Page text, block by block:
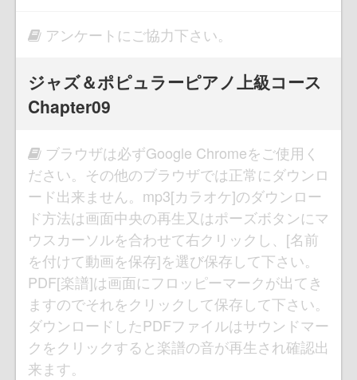
アンケートにご協力下さい。
ジャズ＆ポピュラーピアノ上級コース
Chapter09
ブラウザは必ずGoogle Chromeをご使用く
ださい。その他のブラウザでは正常にダウンロ
ード出来ません。mp3[カラオケ]のダウンロー
ド方法は画面中央の再生又はポーズボタンにマ
ウスカーソルを合わせて右クリックし、[名前
を付けて動画を保存]を選び保存して下さい。
PDF[楽譜]は画面にフロッピーマークが出てき
ますのでそれをクリックして保存して下さい。
ダウンロードしたPDFファイルはサウンドマー
クをクリックすると楽譜の音が再生され確認出
来ます。